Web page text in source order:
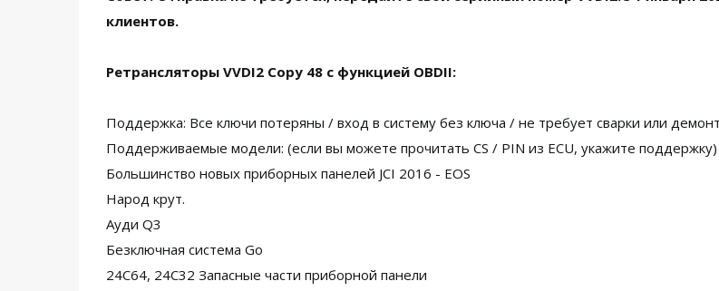
клиентов.
Ретрансляторы VVDI2 Copy 48 с функцией OBDII:
Поддержка: Все ключи потеряны / вход в систему без ключа / не требует сварки или
Поддерживаемые модели: (если вы можете прочитать CS / PIN из ECU, укажите
Большинство новых приборных панелей JCI 2016 - EOS
Народ крут.
Ауди Q3
Безключная система Go
24C64, 24C32 Запасные части приборной панели